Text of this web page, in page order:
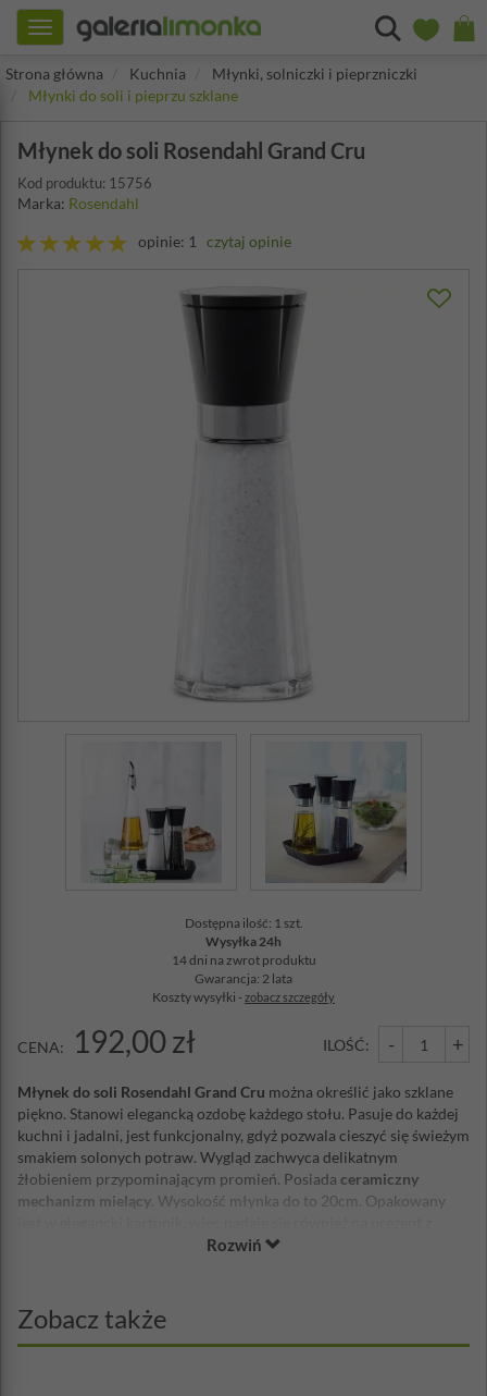
Toggle
navigation
Strona główna
Kuchnia
Młynki, solniczki i pieprzniczki
Młynki do soli i pieprzu szklane
Młynek do soli Rosendahl Grand Cru
Kod produktu: 15756
Marka: Rosendahl
opinie: 1 czytaj opinie
Dostępna ilość: 1 szt.
Wysyłka 24h
14 dni na zwrot produktu
Gwarancja: 2 lata
Koszty wysyłki -zobacz szczegóły
CENA: 192,00 zł ILOŚĆ: - +
Młynek do soli Rosendahl Grand Cru można określić jako szklane
piękno. Stanowi elegancką ozdobę każdego stołu. Pasuje do każdej
kuchni i jadalni, jest funkcjonalny, gdyż pozwala cieszyć się świeżym
smakiem solonych potraw. Wygląd zachwyca delikatnym
żłobieniem przypominającym promień. Posiada ceramiczny
mechanizm mielący . Wysokość młynka do to 20cm. Opakowany
okazji wielu uroczystości. Młynek do soli Rosendahl jest gotowy do
w dolnej sprawiają, że po użyciu sól nie rozsypie się na stół.
Polecamy serdecznie i zachęcamy do zakupu – tym bardziej, że
Rozwiń
Zobacz także